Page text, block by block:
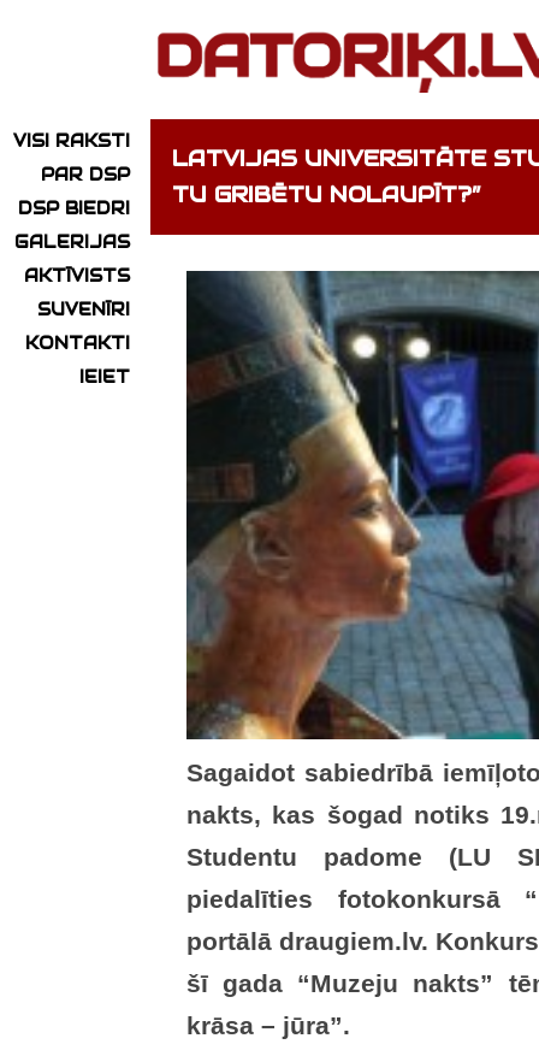
VISI RAKSTI
PAR DSP
DSP BIEDRI
GALERIJAS
AKTĪVISTS
SUVENĪRI
KONTAKTI
IEIET
LATVIJAS UNIVERSITĀTE
TU GRIBĒTU NOLAUPĪT?”
Sagaidot sabiedrībā
nakts, kas šogad notiks
Studentu padome (LU
piedalīties fotokonkursā
portālā draugiem.lv.
šī gada “Muzeju nakts”
krāsa – jūra”.